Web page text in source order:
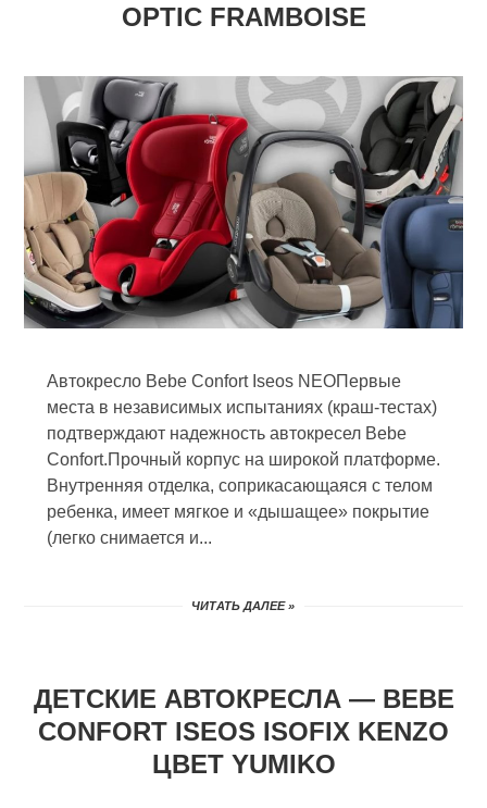
OPTIC FRAMBOISE
Автокресло Bebe Confort Iseos NEOПервые
места в независимых испытаниях (краш-тестах)
подтверждают надежность автокресел Bebe
Confort.Прочный корпус на широкой платформе.
Внутренняя отделка, соприкасающаяся с телом
ребенка, имеет мягкое и «дышащее» покрытие
(легко снимается и...
ЧИТАТЬ ДАЛЕЕ »
ДЕТСКИЕ АВТОКРЕСЛА — BEBE
CONFORT ISEOS ISOFIX KENZO
ЦВЕТ YUMIKO